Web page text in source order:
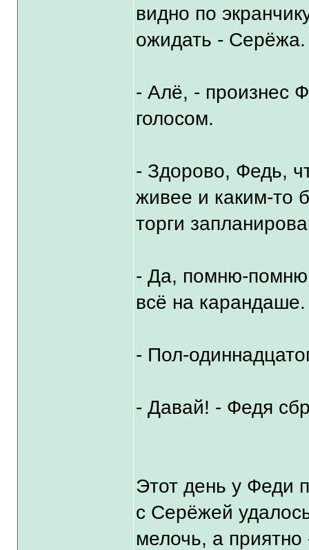
видно по
ожидать - Серёжа.
- Алё, - произнес
голосом.
- Здорово, Федь,
живее и каким-то
торги
- Да, помню-
всё на
- Пол-
- Давай! - Федя
Этот день у Феди
с Серёжей
мелочь, а приятно